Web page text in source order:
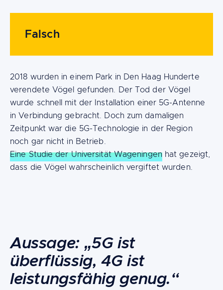
Falsch
2018 wurden in einem Park in Den Haag Hunderte
verendete Vögel gefunden. Der Tod der Vögel
wurde schnell mit der Installation einer 5G-Antenne
in Verbindung gebracht. Doch zum damaligen
Zeitpunkt war die 5G-Technologie in der Region
noch gar nicht in Betrieb.
Eine Studie der Universität Wageningenhat gezeigt,
dass die Vögel wahrscheinlich vergiftet wurden.
Aussage: „5G ist
überflüssig, 4G ist
leistungsfähig genug.“